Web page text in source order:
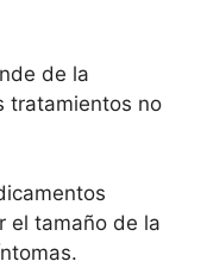
de la
tratamientos no
el tamaño de la